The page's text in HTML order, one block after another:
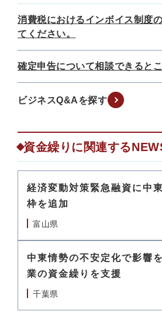
消費税におけるインボイス制度
てください。
確定申告について相談できると
ビジネスQ&Aを探す
資金繰りに関連する
経済変動対策緊急融資に中
枠を追加
富山県
中東情勢の不安定化で影響
業の資金繰りを支援
千葉県